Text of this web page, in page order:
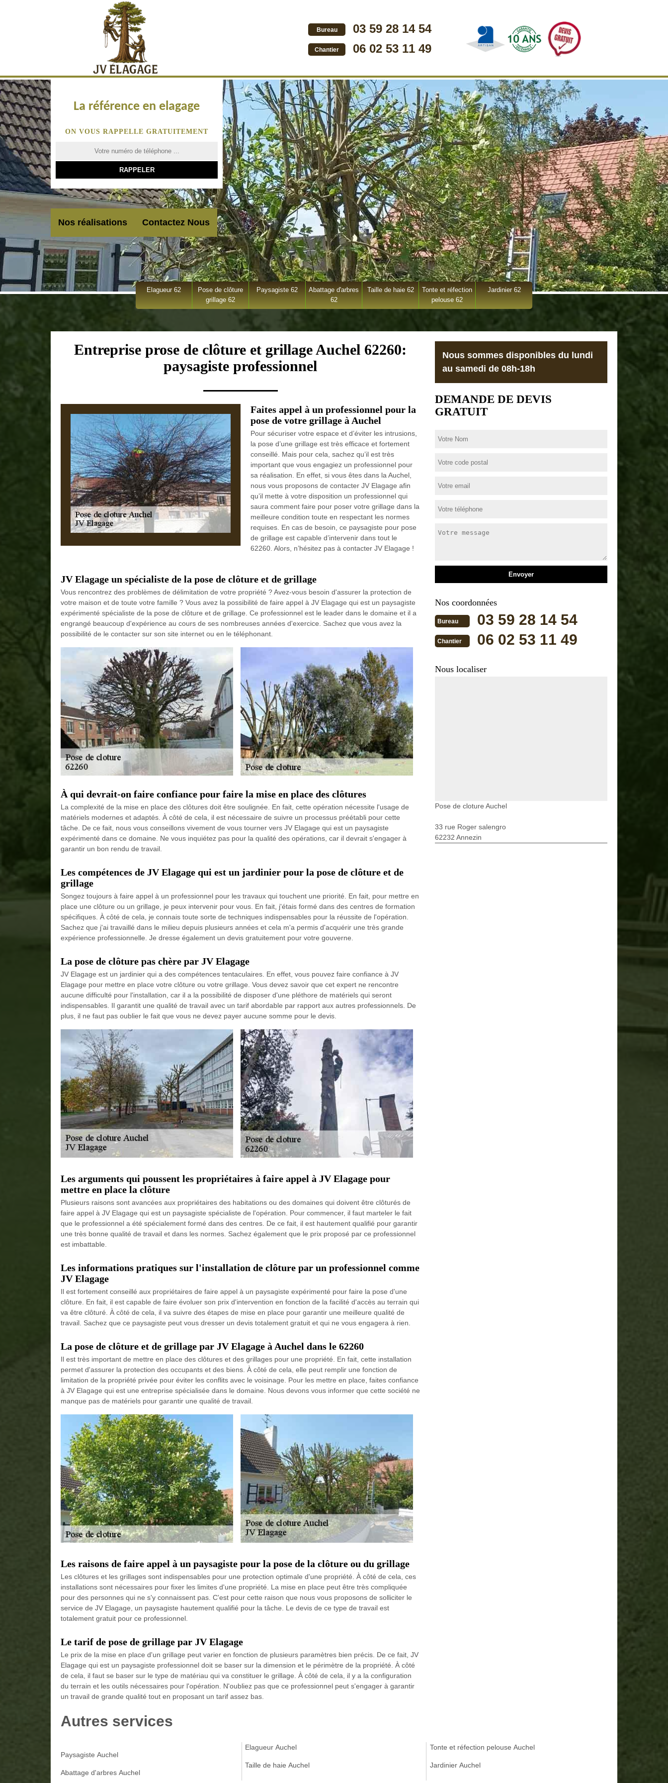
Bureau 03 59 28 14 54
Chantier 06 02 53 11 49
La référence en elagage
ON VOUS RAPPELLE GRATUITEMENT
Nos réalisations Contactez Nous
Elagueur 62
Pose de clôture
grillage 62
Paysagiste 62
Abattage d'arbres
62
Taille de haie 62
Tonte et réfection
pelouse 62
Jardinier 62
Entreprise prose de clôture et grillage Auchel 62260:
paysagiste professionnel
Faites appel à un professionnel pour la
pose de votre grillage à Auchel
Pour sécuriser votre espace et d’éviter les intrusions,
la pose d’une grillage est très efficace et fortement
conseillé. Mais pour cela, sachez qu’il est très
important que vous engagiez un professionnel pour
sa réalisation. En effet, si vous êtes dans la Auchel,
nous vous proposons de contacter JV Elagage afin
qu’il mette à votre disposition un professionnel qui
saura comment faire pour poser votre grillage dans la
meilleure condition toute en respectant les normes
requises. En cas de besoin, ce paysagiste pour pose
de grillage est capable d’intervenir dans tout le
62260. Alors, n’hésitez pas à contacter JV Elagage !
JV Elagage un spécialiste de la pose de clôture et de grillage
Vous rencontrez des problèmes de délimitation de votre propriété ? Avez-vous besoin d'assurer la protection de
votre maison et de toute votre famille ? Vous avez la possibilité de faire appel à JV Elagage qui est un paysagiste
expérimenté spécialiste de la pose de clôture et de grillage. Ce professionnel est le leader dans le domaine et il a
engrangé beaucoup d'expérience au cours de ses nombreuses années d'exercice. Sachez que vous avez la
possibilité de le contacter sur son site internet ou en le téléphonant.
À qui devrait-on faire confiance pour faire la mise en place des clôtures
La complexité de la mise en place des clôtures doit être soulignée. En fait, cette opération nécessite l'usage de
matériels modernes et adaptés. À côté de cela, il est nécessaire de suivre un processus préétabli pour cette
tâche. De ce fait, nous vous conseillons vivement de vous tourner vers JV Elagage qui est un paysagiste
expérimenté dans ce domaine. Ne vous inquiétez pas pour la qualité des opérations, car il devrait s'engager à
garantir un bon rendu de travail.
Les compétences de JV Elagage qui est un jardinier pour la pose de clôture et de
grillage
Songez toujours à faire appel à un professionnel pour les travaux qui touchent une priorité. En fait, pour mettre en
place une clôture ou un grillage, je peux intervenir pour vous. En fait, j'étais formé dans des centres de formation
spécifiques. À côté de cela, je connais toute sorte de techniques indispensables pour la réussite de l'opération.
Sachez que j'ai travaillé dans le milieu depuis plusieurs années et cela m'a permis d'acquérir une très grande
expérience professionnelle. Je dresse également un devis gratuitement pour votre gouverne.
La pose de clôture pas chère par JV Elagage
JV Elagage est un jardinier qui a des compétences tentaculaires. En effet, vous pouvez faire confiance à JV
Elagage pour mettre en place votre clôture ou votre grillage. Vous devez savoir que cet expert ne rencontre
aucune difficulté pour l'installation, car il a la possibilité de disposer d'une pléthore de matériels qui seront
indispensables. Il garantit une qualité de travail avec un tarif abordable par rapport aux autres professionnels. De
plus, il ne faut pas oublier le fait que vous ne devez payer aucune somme pour le devis.
Les arguments qui poussent les propriétaires à faire appel à JV Elagage pour
mettre en place la clôture
Plusieurs raisons sont avancées aux propriétaires des habitations ou des domaines qui doivent être clôturés de
faire appel à JV Elagage qui est un paysagiste spécialiste de l'opération. Pour commencer, il faut marteler le fait
que le professionnel a été spécialement formé dans des centres. De ce fait, il est hautement qualifié pour garantir
une très bonne qualité de travail et dans les normes. Sachez également que le prix proposé par ce professionnel
est imbattable.
Les informations pratiques sur l'installation de clôture par un professionnel comme
JV Elagage
Il est fortement conseillé aux propriétaires de faire appel à un paysagiste expérimenté pour faire la pose d'une
clôture. En fait, il est capable de faire évoluer son prix d'intervention en fonction de la facilité d'accès au terrain qui
va être clôturé. À côté de cela, il va suivre des étapes de mise en place pour garantir une meilleure qualité de
travail. Sachez que ce paysagiste peut vous dresser un devis totalement gratuit et qui ne vous engagera à rien.
La pose de clôture et de grillage par JV Elagage à Auchel dans le 62260
Il est très important de mettre en place des clôtures et des grillages pour une propriété. En fait, cette installation
permet d'assurer la protection des occupants et des biens. À côté de cela, elle peut remplir une fonction de
limitation de la propriété privée pour éviter les conflits avec le voisinage. Pour les mettre en place, faites confiance
à JV Elagage qui est une entreprise spécialisée dans le domaine. Nous devons vous informer que cette société ne
manque pas de matériels pour garantir une qualité de travail.
Les raisons de faire appel à un paysagiste pour la pose de la clôture ou du grillage
Les clôtures et les grillages sont indispensables pour une protection optimale d'une propriété. À côté de cela, ces
installations sont nécessaires pour fixer les limites d'une propriété. La mise en place peut être très compliquée
pour des personnes qui ne s'y connaissent pas. C'est pour cette raison que nous vous proposons de solliciter le
service de JV Elagage, un paysagiste hautement qualifié pour la tâche. Le devis de ce type de travail est
totalement gratuit pour ce professionnel.
Le tarif de pose de grillage par JV Elagage
Le prix de la mise en place d'un grillage peut varier en fonction de plusieurs paramètres bien précis. De ce fait, JV
Elagage qui est un paysagiste professionnel doit se baser sur la dimension et le périmètre de la propriété. À côté
de cela, il faut se baser sur le type de matériau qui va constituer le grillage. À côté de cela, il y a la configuration
du terrain et les outils nécessaires pour l'opération. N'oubliez pas que ce professionnel peut s'engager à garantir
un travail de grande qualité tout en proposant un tarif assez bas.
Nous sommes disponibles du lundi
au samedi de 08h-18h
DEMANDE DE DEVIS
GRATUIT
Nos coordonnées
Bureau 03 59 28 14 54
Chantier 06 02 53 11 49
Nous localiser
Pose de cloture Auchel
33 rue Roger salengro
62232 Annezin
Autres services
Paysagiste Auchel
Abattage d'arbres Auchel
Elagueur Auchel
Taille de haie Auchel
Tonte et réfection pelouse Auchel
Jardinier Auchel